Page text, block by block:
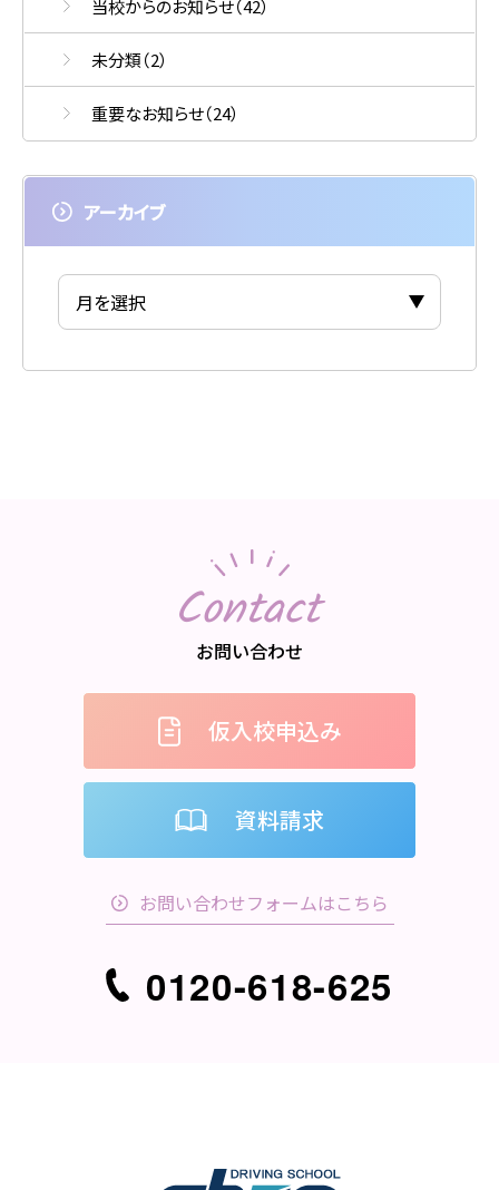
当校からのお知らせ（42）
未分類（2）
重要なお知らせ（24）
アーカイブ
お問い合わせ
Contact
仮入校申込み
資料請求
お問い合わせフォームはこちら
0120-618-625